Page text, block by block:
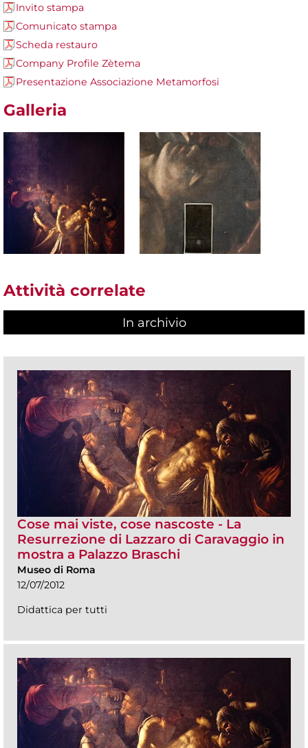
Invito stampa
Comunicato stampa
Scheda restauro
Company Profile Zètema
Presentazione Associazione Metamorfosi
Galleria
Attività correlate
In archivio
Cose mai viste, cose nascoste - La
Resurrezione di Lazzaro di Caravaggio in
mostra a Palazzo Braschi
Museo di Roma
12/07/2012
Didattica per tutti